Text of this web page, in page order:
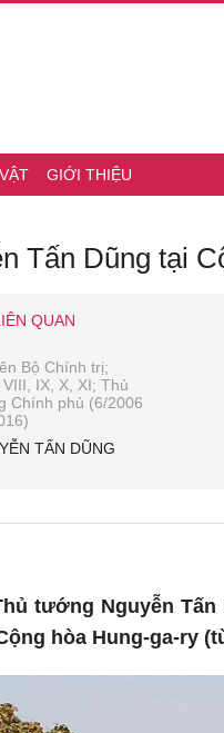
GIỚI THIỆU
Tấn Dũng tại
QUAN
Bộ Chính trị;
VIII, IX, X, XI; Thủ
Chính phủ (6/2006
TẤN DŨNG
tướng Nguyễn
hòa Hung-ga-ry